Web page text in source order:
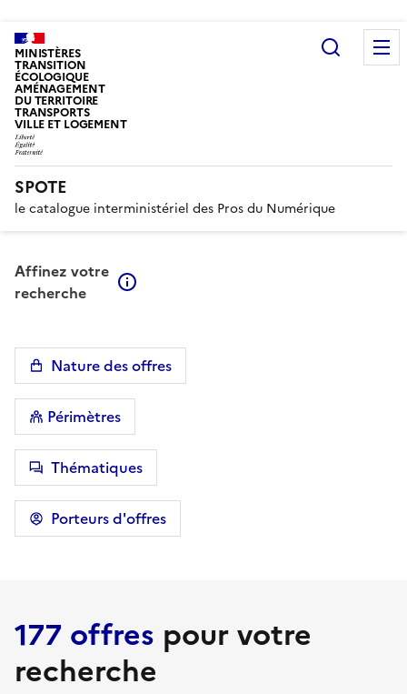
MINISTÈRES
TRANSITION
ÉCOLOGIQUE
AMÉNAGEMENT
DU TERRITOIRE
TRANSPORTS
VILLE ET LOGEMENT
SPOTE
le catalogue interministériel des Pros du Numérique
Affinez votre
recherche
Nature des offres
Périmètres
Thématiques
Porteurs d'offres
177 offres pour votre
recherche